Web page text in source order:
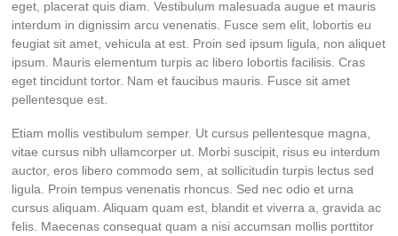
eget, placerat quis diam. Vestibulum malesuada augue et mauris
interdum in dignissim arcu venenatis. Fusce sem elit, lobortis eu
feugiat sit amet, vehicula at est. Proin sed ipsum ligula, non aliquet
ipsum. Mauris elementum turpis ac libero lobortis facilisis. Cras
eget tincidunt tortor. Nam et faucibus mauris. Fusce sit amet
pellentesque est.
Etiam mollis vestibulum semper. Ut cursus pellentesque magna,
vitae cursus nibh ullamcorper ut. Morbi suscipit, risus eu interdum
auctor, eros libero commodo sem, at sollicitudin turpis lectus sed
ligula. Proin tempus venenatis rhoncus. Sed nec odio et urna
cursus aliquam. Aliquam quam est, blandit et viverra a, gravida ac
felis. Maecenas consequat quam a nisi accumsan mollis porttitor